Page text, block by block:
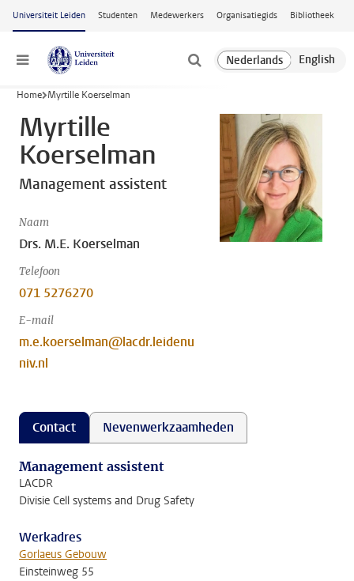
Ga naar hoofdinhoud
Universiteit Leiden Studenten Medewerkers Organisatiegids Bibliotheek
Menu
Home Myrtille Koerselman
Myrtille
Koerselman
Management assistent
Naam
Drs. M.E. Koerselman
Telefoon
071 5276270
E-mail
m.e.koerselman@lacdr.leidenu
niv.nl
Contact Nevenwerkzaamheden
Management assistent
LACDR
Divisie Cell systems and Drug Safety
Werkadres
Gorlaeus Gebouw
Einsteinweg 55